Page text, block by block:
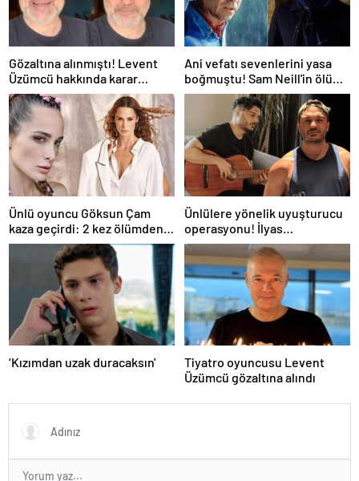
Gözaltına alınmıştı! Levent
Üzümcü hakkında karar
verildi
Ani vefatı sevenlerini yasa
boğmuştu! Sam Neill'in ölüm
nedeni belli oldu
Ünlü oyuncu Göksun Çam
kaza geçirdi: 2 kez ölümden
döndüm
Ünlülere yönelik uyuşturucu
operasyonu! İlyas
Yalçıntaş'tan ilk açıklama
‘Kızımdan uzak duracaksın'
Tiyatro oyuncusu Levent
Üzümcü gözaltına alındı